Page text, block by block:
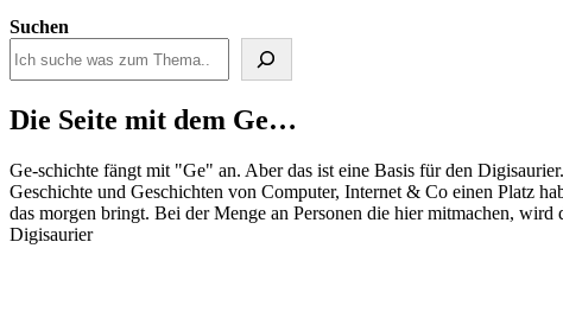
Suchen
Die Seite mit dem Ge…
Ge-schichte fängt mit "Ge" an. Aber das ist eine Basis für den
Geschichte und Geschichten von Computer, Internet & Co einen Platz
das morgen bringt. Bei der Menge an Personen die hier mitmachen,
Digisaurier